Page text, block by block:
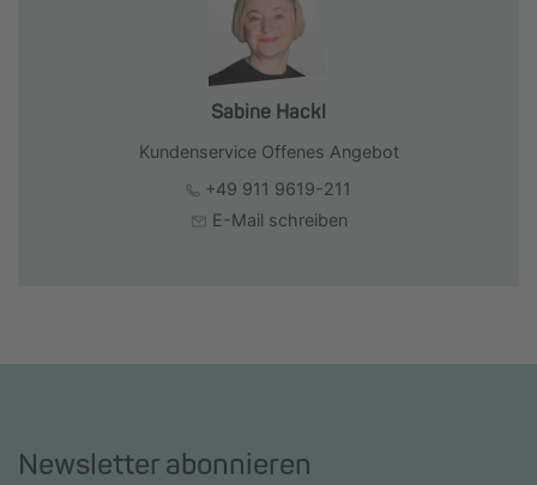
Sabine Hackl
Kundenservice Offenes Angebot
+49 911 9619-211
E-Mail schreiben
Newsletter abonnieren